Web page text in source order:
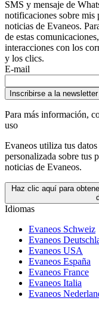
SMS y mensaje de
notificaciones sobre mis
noticias de Evaneos.
de estas
interacciones con los
y los clics.
E-mail
Inscribirse a la newsletter
Para más información,
uso
Evaneos utiliza tus
personalizada sobre tus
noticias de Evaneos.
Haz clic aquí para
Idiomas
Evaneos Schweiz
Evaneos
Evaneos USA
Evaneos España
Evaneos France
Evaneos Italia
Evaneos